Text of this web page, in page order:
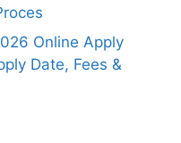
Online Apply
Date, Fees &